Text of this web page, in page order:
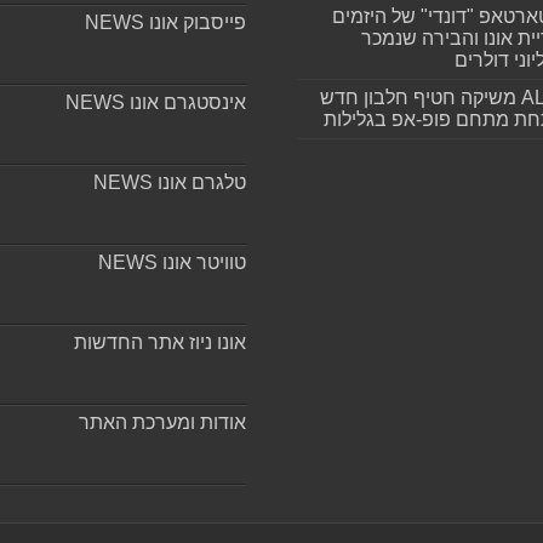
"דונדי" של היזמים
אונו והבירה שנמכר
דולרים
ALLIN משיקה חטיף חלבון חדש
מתחם פופ-אפ בגלילות
פייסבוק אונו NEWS
אינסטגרם אונו NEWS
טלגרם אונו NEWS
טוויטר אונו NEWS
אונו ניוז אתר החדשות
אודות ומערכת האתר